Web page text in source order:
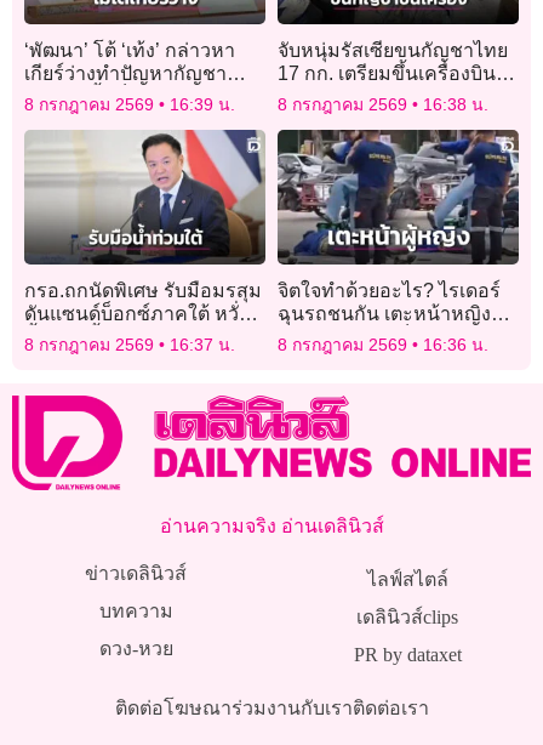
‘พัฒนา’ โต้ ‘เท้ง’ กล่าวหา
เกียร์ว่างทำปัญหากัญชา
ลุกลาม ย้ำเป็นสมุนไพร
ควบคุม
8 กรกฎาคม 2569 16:39 น.
จับหนุ่มรัสเซียขนกัญชาไทย
17 กก. เตรียมขึ้นเครื่องบิน
ออกนอกประเทศ
8 กรกฎาคม 2569 16:38 น.
กรอ.ถกนัดพิเศษ รับมือมรสุม
ดันแซนด์บ็อกซ์ภาคใต้ หวั่น
น้ำท่วมซ้ำรอยหาดใหญ่
8 กรกฎาคม 2569 16:37 น.
จิตใจทำด้วยอะไร? ไรเดอร์
ฉุนรถชนกัน เตะหน้าหญิง
ชราขณะนอนเจ็บบนถนน
8 กรกฎาคม 2569 16:36 น.
อ่านความจริง อ่านเดลินิวส์
ข่าวเดลินิวส์
บทความ
ดวง-หวย
ไลฟ์สไตล์
เดลินิวส์clips
PR by dataxet
ติดต่อโฆษณาร่วมงานกับเราติดต่อเรา